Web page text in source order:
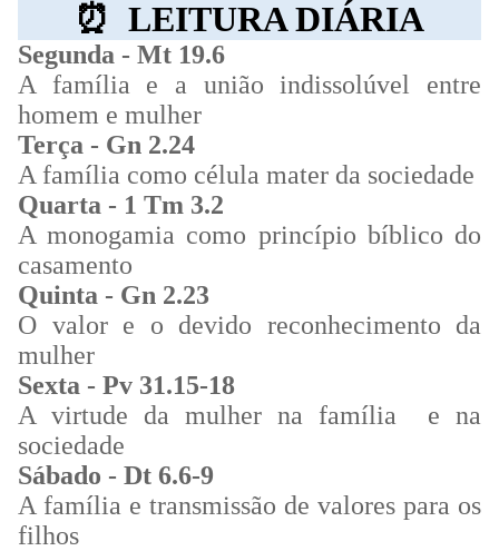
⏰ LEITURA DIÁRIA
Segunda - Mt 19.6
A família e a união indissolúvel entre
homem e mulher
Terça - Gn 2.24
A família como célula mater da sociedade
Quarta - 1 Tm 3.2
A monogamia como princípio bíblico do
casamento
Quinta - Gn 2.23
O valor e o devido reconhecimento da
mulher
Sexta - Pv 31.15-18
A virtude da mulher na família
e na
sociedade
Sábado - Dt 6.6-9
A família e transmissão de valores para os
filhos